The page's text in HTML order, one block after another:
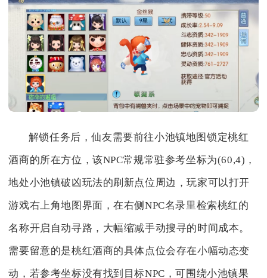
解锁任务后，仙友需要前往小池镇地图锁定桃红
酒商的所在方位，该NPC常规常驻参考坐标为(60,4)，
地处小池镇破凶玩法的刷新点位周边，玩家可以打开
游戏右上角地图界面，在右侧NPC名录里检索桃红的
名称开启自动寻路，大幅缩减手动搜寻的时间成本。
需要留意的是桃红酒商的具体点位会存在小幅动态变
动，若参考坐标没有找到目标NPC，可围绕小池镇果